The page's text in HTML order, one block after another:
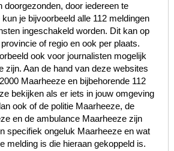
doorgezonden, door iedereen te
je bijvoorbeeld alle 112 meldingen
ingeschakeld worden. Dit kan op
of regio en ook per plaats.
ook voor journalisten mogelijk
zijn. Aan de hand van deze websites
Maarheeze en bijbehorende 112
bekijken als er iets in jouw omgeving
ook of de politie Maarheeze, de
en de ambulance Maarheeze zijn
specifiek ongeluk Maarheeze en wat
melding is die hieraan gekoppeld is.